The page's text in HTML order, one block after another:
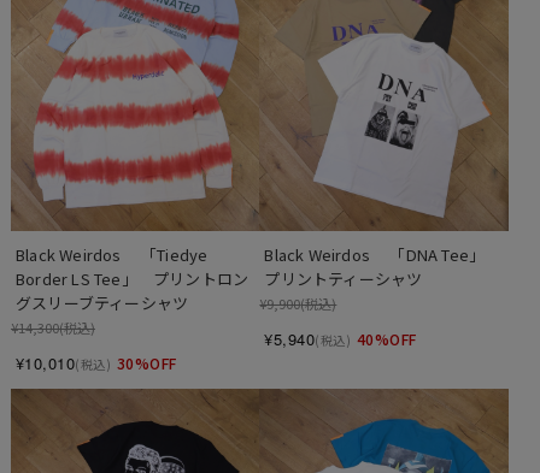
Black Weirdos 　「Tiedye
Border LS Tee」　プリントロン
グスリーブティーシャツ
¥14,300(税込)
¥10,010(税込) 30%OFF
Black Weirdos 　「DNA Tee」
プリントティーシャツ
¥9,900(税込)
¥5,940(税込) 40%OFF